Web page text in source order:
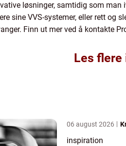
løsninger, samtidig som
sine VVS-systemer, eller rett og
Finn ut mer ved å kontakte
Les flere
06 august 2026
inspiration